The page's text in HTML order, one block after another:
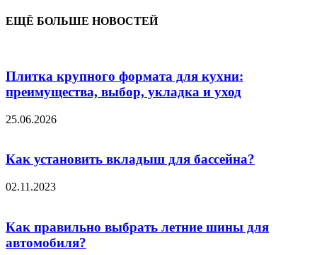
ЕЩЁ БОЛЬШЕ НОВОСТЕЙ
Плитка крупного формата для кухни:
преимущества, выбор, укладка и уход
25.06.2026
Как установить вкладыш для бассейна?
02.11.2023
Как правильно выбрать летние шины для
автомобиля?